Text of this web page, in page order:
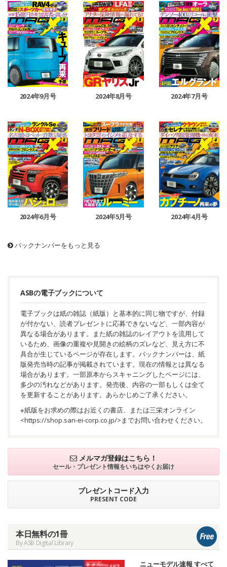
2024年9月号 2024年8月号 2024年7月号
2024年6月号 2024年5月号 2024年4月号
バックナンバーをもっと見る
ASBの電子ブックについて
電子ブックは紙の雑誌（紙版）と基本的に同じ物ですが、付録
が付かない、読者プレゼントに応募できないなど、一部内容が
異なる場合があります。また紙の雑誌のレイアウトを流用して
いるため、画像の重複や見開きの絵柄のズレなど、見え方に不
具合が生じているページが存在します。バックナンバーは、紙
版発売当時の記事が掲載されています。現在の情報とは異なる
場合があります。一部原本からスキャニングしたページには、
多少の汚れなどがあります。発売後、内容の一部もしくは全て
を更新することがあります。あらかじめご了承ください。
※紙版をお求めの際はお近くの書店、または三栄オンライン
<https://shop.san-ei-corp.co.jp/>までお問い合わせください。
メルマガ登録はこちら！
セール・プレゼント情報をいちはやくお届け
プレゼントコード入力
PRESENT CODE
本日無料の1冊
By ASB Digital Library
ニューモデル速報 すべて